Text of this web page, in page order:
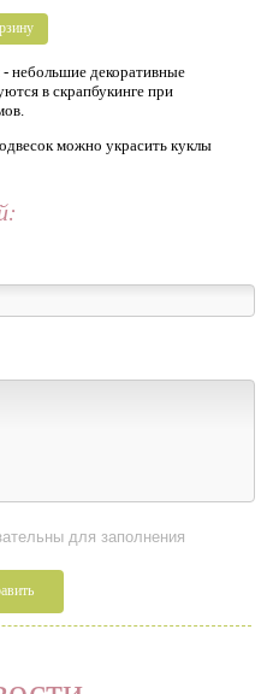
небольшие декоративные
в скрапбукинге при
можно украсить куклы
для заполнения